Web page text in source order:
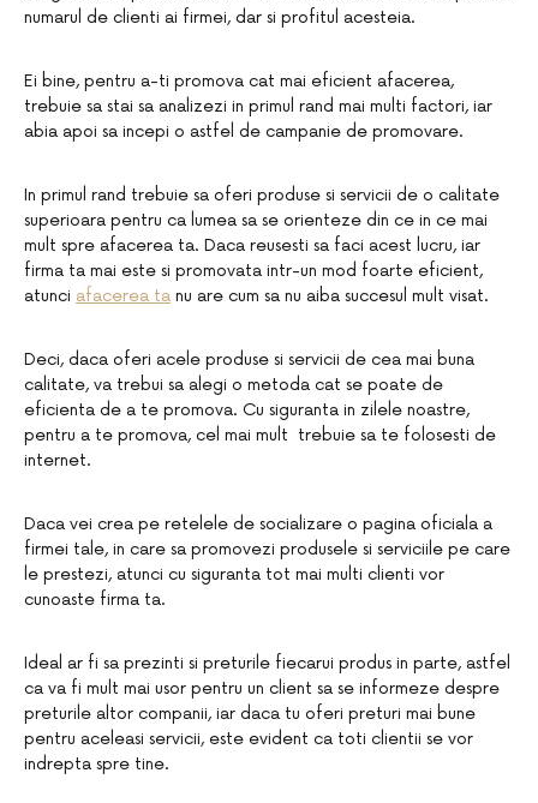
numarul de clienti ai firmei, dar si profitul acesteia.
Ei bine, pentru a-ti promova cat mai eficient afacerea,
trebuie sa stai sa analizezi in primul rand mai multi factori, iar
abia apoi sa incepi o astfel de campanie de promovare.
In primul rand trebuie sa oferi produse si servicii de o calitate
superioara pentru ca lumea sa se orienteze din ce in ce mai
mult spre afacerea ta. Daca reusesti sa faci acest lucru, iar
firma ta mai este si promovata intr-un mod foarte eficient,
atunci afacerea ta nu are cum sa nu aiba succesul mult visat.
Deci, daca oferi acele produse si servicii de cea mai buna
calitate, va trebui sa alegi o metoda cat se poate de
eficienta de a te promova. Cu siguranta in zilele noastre,
pentru a te promova, cel mai mult trebuie sa te folosesti de
internet.
Daca vei crea pe retelele de socializare o pagina oficiala a
firmei tale, in care sa promovezi produsele si serviciile pe care
le prestezi, atunci cu siguranta tot mai multi clienti vor
cunoaste firma ta.
Ideal ar fi sa prezinti si preturile fiecarui produs in parte, astfel
ca va fi mult mai usor pentru un client sa se informeze despre
preturile altor companii, iar daca tu oferi preturi mai bune
pentru aceleasi servicii, este evident ca toti clientii se vor
indrepta spre tine.